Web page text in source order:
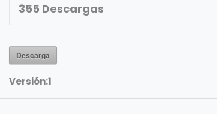
355 Descargas
Descarga
Versión:1